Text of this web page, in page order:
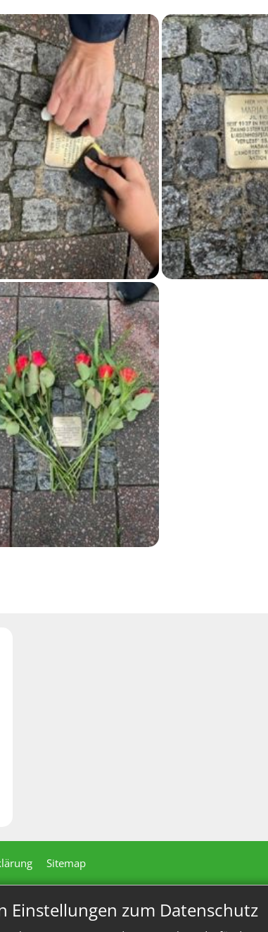
Einstellungen zum Datenschutz
Sitemap